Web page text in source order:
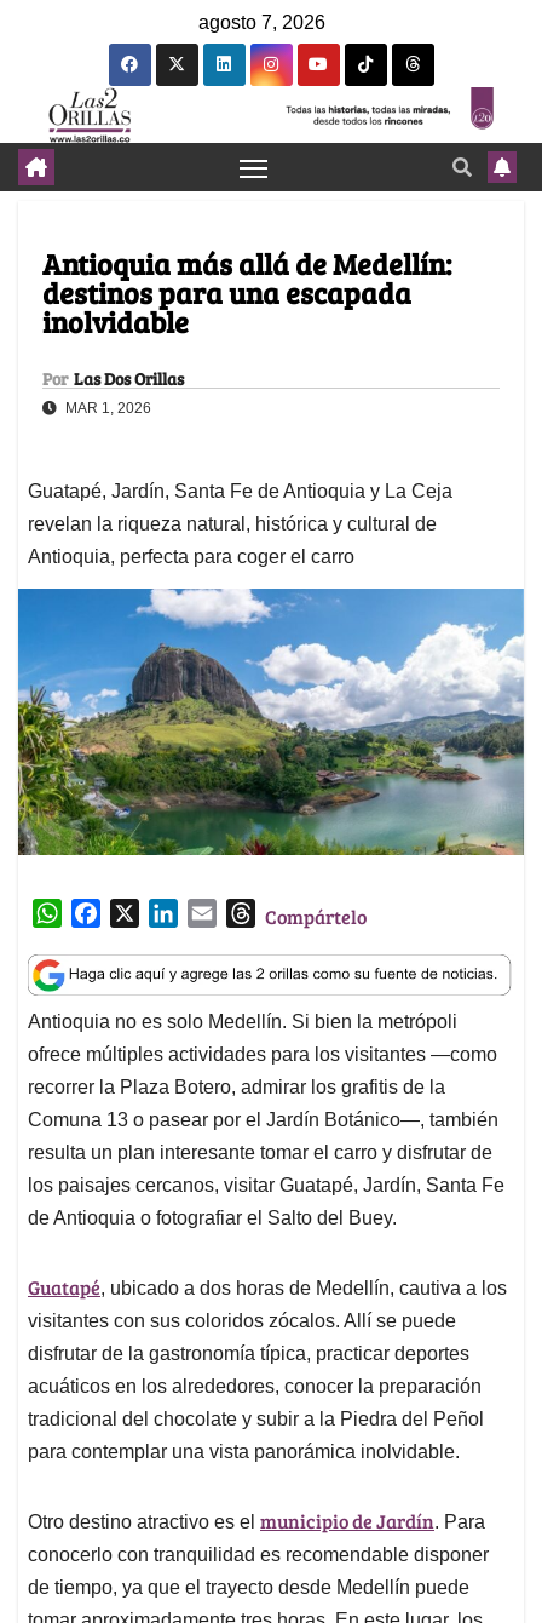
agosto 7, 2026
Antioquia más allá de Medellín:
destinos para una escapada
inolvidable
Por Las Dos Orillas
MAR 1, 2026
Guatapé, Jardín, Santa Fe de Antioquia y La Ceja
revelan la riqueza natural, histórica y cultural de
Antioquia, perfecta para coger el carro
W
a
t
s
A
p
p
c
e
b
o
o
k
n
k
e
d
I
n
a
i
l
T
r
e
a
d
s
Compártelo
Antioquia no es solo Medellín. Si bien la metrópoli
ofrece múltiples actividades para los visitantes —como
recorrer la Plaza Botero, admirar los grafitis de la
Comuna 13 o pasear por el Jardín Botánico—, también
resulta un plan interesante tomar el carro y disfrutar de
los paisajes cercanos, visitar Guatapé, Jardín, Santa Fe
de Antioquia o fotografiar el Salto del Buey.
Guatapé, ubicado a dos horas de Medellín, cautiva a los
visitantes con sus coloridos zócalos. Allí se puede
disfrutar de la gastronomía típica, practicar deportes
acuáticos en los alrededores, conocer la preparación
tradicional del chocolate y subir a la Piedra del Peñol
para contemplar una vista panorámica inolvidable.
Otro destino atractivo es el municipio de Jardín. Para
conocerlo con tranquilidad es recomendable disponer
de tiempo, ya que el trayecto desde Medellín puede